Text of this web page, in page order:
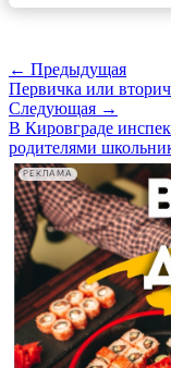
← Предыдущая
Первичка или
Следующая →
В Кировграде
родителями
РЕКЛАМА